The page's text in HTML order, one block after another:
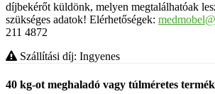
díjbekérőt küldönk, melyen megtalálhatóak
szükséges adatok! Elérhetőségek:
211 4872
Szállítási díj: Ingyenes
40 kg-ot meghaladó vagy túlméretes